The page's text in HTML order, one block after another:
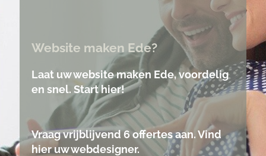
Website maken Ede?
Laat uw website maken Ede, voordelig
en snel. Start hier!
Vraag vrijblijvend 6 offertes aan. Vind
hier uw webdesigner.